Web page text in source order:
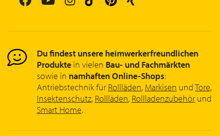
Du findest unsere heimwerkerfreundlichen
Produkte in vielen Bau- und Fachmärkten
sowie in namhaften Online-Shops:
Antriebstechnik für Rollläden, Markisen undTore,
Insektenschutz, Rollläden, Rollladenzubehör und
Smart Home.